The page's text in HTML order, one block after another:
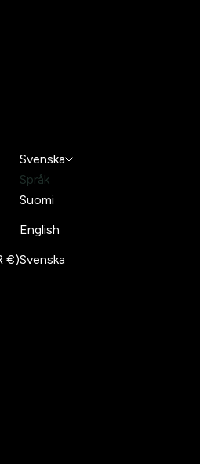
Nederländerna (EUR €)
Svenska
Språk
Suomi
English
Svenska